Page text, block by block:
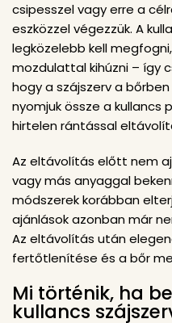
csipesszel vagy erre a
eszközzel végezzük. A
legközelebb kell
mozdulattal kihúzni – így
hogy a szájszerv a
nyomjuk össze a kullancs
hirtelen rántással
Az eltávolítás előtt nem
vagy más anyaggal
módszerek korábban
ajánlások azonban már
Az eltávolítás után
fertőtlenítése és a bőr
Mi történik, ha
kullancs